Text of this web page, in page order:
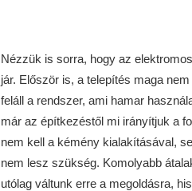
Nézzük is sorra, hogy az elektromos
jár. Először is, a telepítés maga
feláll a rendszer, ami hamar
már az építkezéstől mi irányítjuk a
nem kell a kémény kialakításával,
nem lesz szükség. Komolyabb
utólag váltunk erre a megoldásra,